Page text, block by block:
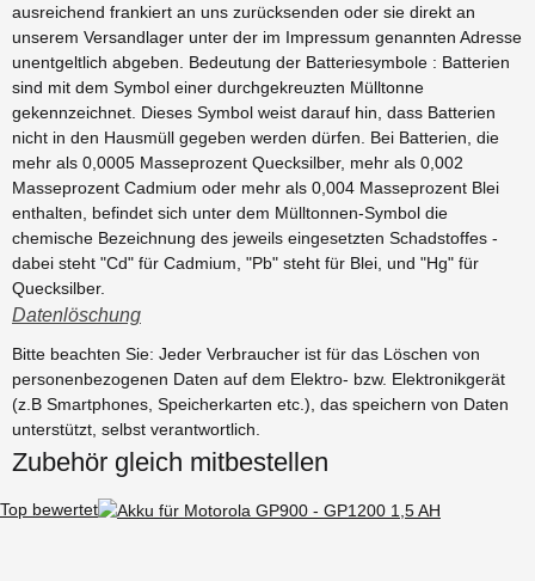
ausreichend frankiert an uns zurücksenden oder sie direkt an
unserem Versandlager unter der im Impressum genannten Adresse
unentgeltlich abgeben. Bedeutung der Batteriesymbole : Batterien
sind mit dem Symbol einer durchgekreuzten Mülltonne
gekennzeichnet. Dieses Symbol weist darauf hin, dass Batterien
nicht in den Hausmüll gegeben werden dürfen. Bei Batterien, die
mehr als 0,0005 Masseprozent Quecksilber, mehr als 0,002
Masseprozent Cadmium oder mehr als 0,004 Masseprozent Blei
enthalten, befindet sich unter dem Mülltonnen-Symbol die
chemische Bezeichnung des jeweils eingesetzten Schadstoffes -
dabei steht "Cd" für Cadmium, "Pb" steht für Blei, und "Hg" für
Quecksilber.
Datenlöschung
Bitte beachten Sie: Jeder Verbraucher ist für das Löschen von
personenbezogenen Daten auf dem Elektro- bzw. Elektronikgerät
(z.B Smartphones, Speicherkarten etc.), das speichern von Daten
unterstützt, selbst verantwortlich.
Zubehör gleich mitbestellen
Top bewertet